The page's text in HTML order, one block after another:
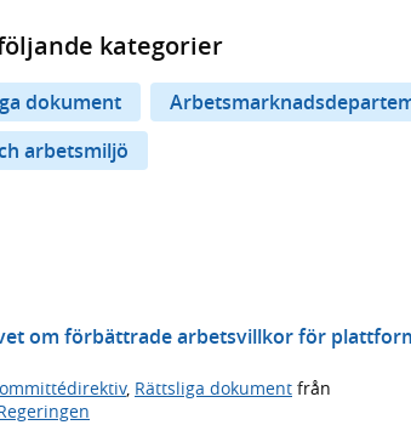
kategorier
dokument
arbetsmiljö
om förbättrade arbetsvillkor för
, Rättsliga dokument från